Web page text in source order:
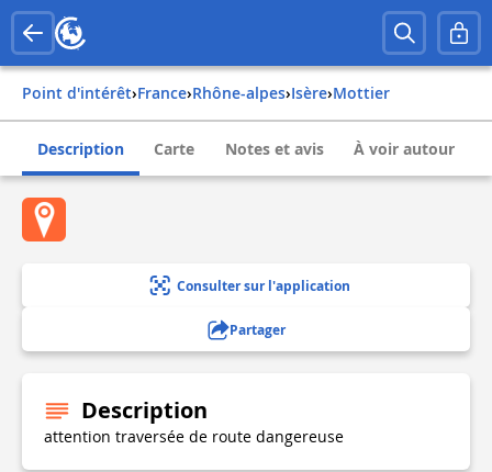
Point d'intérêt› france› rhône-alpes› isère› mottier
Description Carte Notes et avis À voir autour
Consulter sur l'application
Partager
Description
attention traversée de route dangereuse